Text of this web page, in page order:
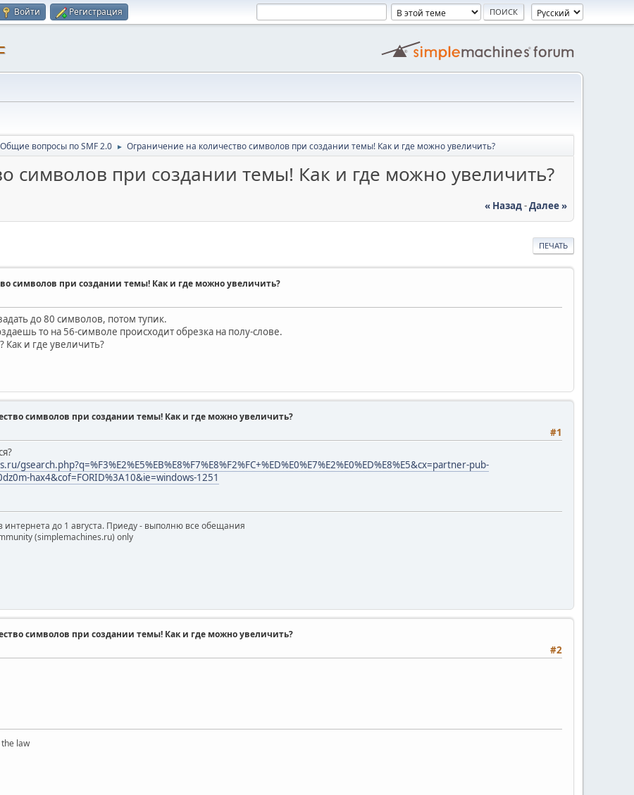
Войти Регистрация
Общие вопросы по SMF 2.0 ► Ограничение на количество символов при создании темы! Как и где можно увеличить?
символов при создании темы! Как и где можно увеличить?
« Назад-Далее »
ПЕЧАТЬ
символов при создании темы! Как и где можно увеличить?
до 80 символов, потом тупик.
то на 56-символе происходит обрезка на полу-слове.
Как и где увеличить?
символов при создании темы! Как и где можно увеличить?
#1
gsearch.php?q=%F3%E2%E5%EB%E8%F7%E8%F2%FC+%ED%E0%E7%E2%E0%ED%E8%E5&cx=partner-pub-
hax4&cof=FORID%3A10&ie=windows-1251
интернета до 1 августа. Приеду - выполню все обещания
(simplemachines.ru) only
символов при создании темы! Как и где можно увеличить?
#2
law